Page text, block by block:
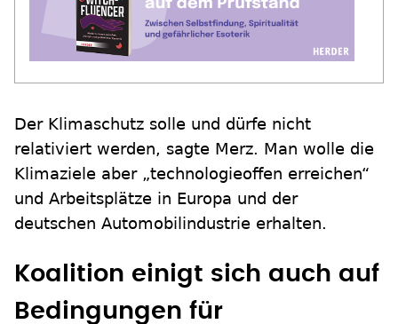
Der Klimaschutz solle und dürfe nicht
relativiert werden, sagte Merz. Man wolle die
Klimaziele aber „technologieoffen erreichen“
und Arbeitsplätze in Europa und der
deutschen Automobilindustrie erhalten.
Koalition einigt sich auch auf
Bedingungen für